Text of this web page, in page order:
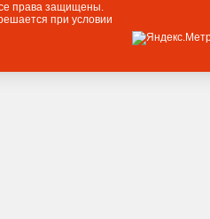
права защищены.
при условии